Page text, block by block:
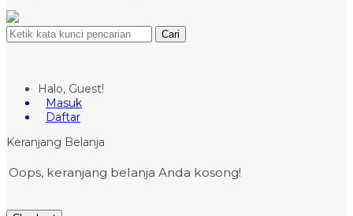
Cari
Halo, Guest!
Masuk
Daftar
Keranjang Belanja
Oops, keranjang belanja Anda kosong!